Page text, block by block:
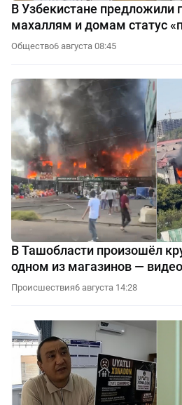
В Узбекистане предложили
махаллям и домам статус
Общество6 августа 08:45
В Ташобласти произошёл
одном из магазинов — видео
Происшествия6 августа 14:28